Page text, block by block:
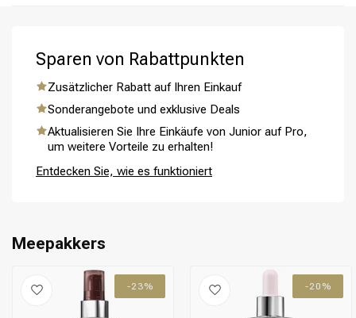
Umformung CombiDeals
Sparen von Rabattpunkten
Zusätzlicher Rabatt auf Ihren Einkauf
Sonderangebote und exklusive Deals
Aktualisieren Sie Ihre Einkäufe von Junior auf Pro,
um weitere Vorteile zu erhalten!
Entdecken Sie, wie es funktioniert
Meepakkers
-23% -20%